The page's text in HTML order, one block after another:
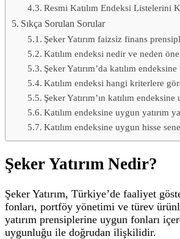
Resmi Katılım Endeksi Listelerini
Sıkça Sorulan Sorular
Şeker Yatırım faizsiz finans
Katılım endeksi nedir ve neden
Şeker Yatırım’da katılım
Katılım endeksi hangi kriterlere
Şeker Yatırım’ın katılım
Katılım endeksine uygun yatırım
Katılım endeksine uygun hisse
Şeker Yatırım Nedir?
Şeker Yatırım, Türkiye’de faaliyet
fonları, portföy yönetimi ve türev
yatırım prensiplerine uygun fonları
uygunluğu ile doğrudan ilişkilidir.